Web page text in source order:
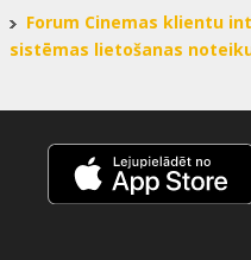
Forum Cinemas klientu
sistēmas lietošanas